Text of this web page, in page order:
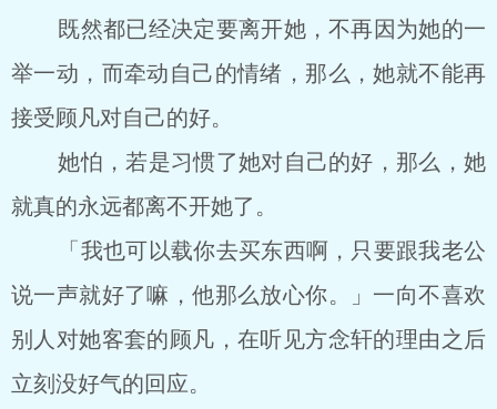
既然都已经决定要离开她，不再因为她的一
举一动，而牵动自己的情绪，那么，她就不能再
接受顾凡对自己的好。
她怕，若是习惯了她对自己的好，那么，她
就真的永远都离不开她了。
「我也可以载你去买东西啊，只要跟我老公
说一声就好了嘛，他那么放心你。」一向不喜欢
别人对她客套的顾凡，在听见方念轩的理由之后
立刻没好气的回应。